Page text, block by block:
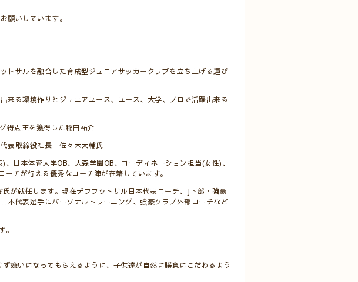
願いしています。
トサルを融合した育成型ジュニアサッカークラブを立ち上げる運び
来る環境作りとジュニアユース、ユース、大学、プロで活躍出来る
得点王を獲得した稲田祐介
表取締役社長 佐々木大輔氏
日本体育大学OB、大森学園OB、コーディネーション担当(女性)、
チが行える優秀なコーチ陣が在籍しています。
が就任します。現在デフフットサル日本代表コーチ、J下部・強豪
本代表選手にパーソナルトレーニング、強豪クラブ外部コーチなど
。
嫌いになってもらえるように、子供達が自然に勝負にこだわるよう